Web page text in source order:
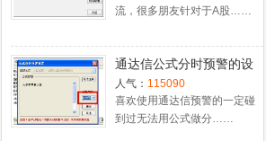
流，很多朋友针对于A股……
通达信公式分时预警的设
置
人气： 115090
喜欢使用通达信预警的一定碰
到过无法用公式做分……